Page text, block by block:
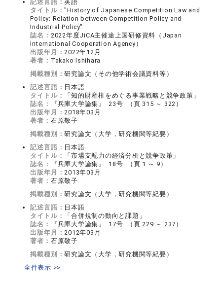
記述言語：英語
タイトル："History of Japanese Competition Law and
Policy: Relation between Competition Policy and
Industrial Policy"
誌名： 2022年度JiCA主催途上国研修資料（Japan
International Cooperation Agency）
出版年月：2022年12月
著者： Takako Ishihara
掲載種別：研究論文（その他学術会議資料等）
記述言語： 日本語
タイトル：
「知的財産権をめぐる事業戦略と競争政策」
誌名：
『兵庫大学論集』 23号 （頁 315 ～ 322）
出版年月：2018年03月
著者： 石原敬子
掲載種別：研究論文（大学，研究機関等紀要）
記述言語： 日本語
タイトル：
「市場支配力の経済分析と競争政策」
誌名：
『兵庫大学論集』 18号 （頁 1 ～ 9）
出版年月：2013年03月
著者： 石原敬子
掲載種別：研究論文（大学，研究機関等紀要）
記述言語： 日本語
タイトル：
「合併規制の動向と課題」
誌名：
『兵庫大学論集』 17号 （頁 229 ～ 237）
出版年月：2012年03月
著者： 石原敬子
掲載種別：研究論文（大学，研究機関等紀要）
全件表示 >>